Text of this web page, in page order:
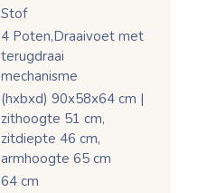
Stof
4 Poten,Draaivoet met
terugdraai
mechanisme
(hxbxd) 90x58x64 cm |
zithoogte 51 cm,
zitdiepte 46 cm,
armhoogte 65 cm
64 cm